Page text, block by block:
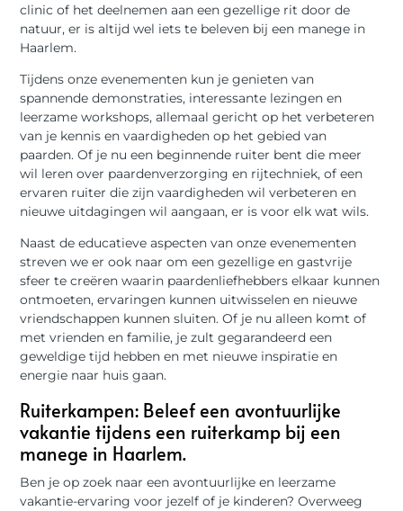
clinic of het deelnemen aan een gezellige rit door de
natuur, er is altijd wel iets te beleven bij een manege in
Haarlem.
Tijdens onze evenementen kun je genieten van
spannende demonstraties, interessante lezingen en
leerzame workshops, allemaal gericht op het verbeteren
van je kennis en vaardigheden op het gebied van
paarden. Of je nu een beginnende ruiter bent die meer
wil leren over paardenverzorging en rijtechniek, of een
ervaren ruiter die zijn vaardigheden wil verbeteren en
nieuwe uitdagingen wil aangaan, er is voor elk wat wils.
Naast de educatieve aspecten van onze evenementen
streven we er ook naar om een gezellige en gastvrije
sfeer te creëren waarin paardenliefhebbers elkaar kunnen
ontmoeten, ervaringen kunnen uitwisselen en nieuwe
vriendschappen kunnen sluiten. Of je nu alleen komt of
met vrienden en familie, je zult gegarandeerd een
geweldige tijd hebben en met nieuwe inspiratie en
energie naar huis gaan.
Ruiterkampen: Beleef een avontuurlijke
vakantie tijdens een ruiterkamp bij een
manege in Haarlem.
Ben je op zoek naar een avontuurlijke en leerzame
vakantie-ervaring voor jezelf of je kinderen? Overweeg